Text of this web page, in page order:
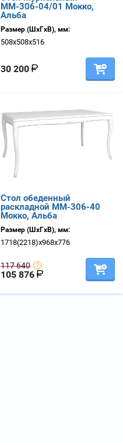
ММ-306-04/01 Мокко,
Альба
Размер (ШхГхВ), мм:
508х508х516
30 200
Стол обеденный
раскладной ММ-306-40
Мокко, Альба
Размер (ШхГхВ), мм:
1718(2218)х968х776
117 640
105 876